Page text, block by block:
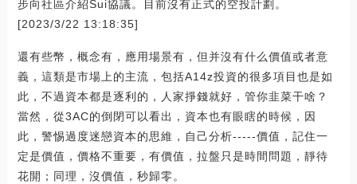
步向社區介紹Sui協議。目前沒有正式的空投計劃。
[2023/3/22 13:18:35]
還有些幣，概念有，應用場景有，但并沒有什么價值或者意
義，這類是市場上的主流，包括A14z投資的很多項目也是如
此，不過資本都是逐利的，人家掙錢就好，管你韭菜干啥？
當然，從3AC的倒閉可以看出，資本也有眼瞎的時候，因
此，警惕過度迷戀資本的思維，自己分析-----價值，記住一
定是價值，價格不重要，有價值，拉盤只是時間問題，靜待
花開；同理，沒價值，秒歸零。